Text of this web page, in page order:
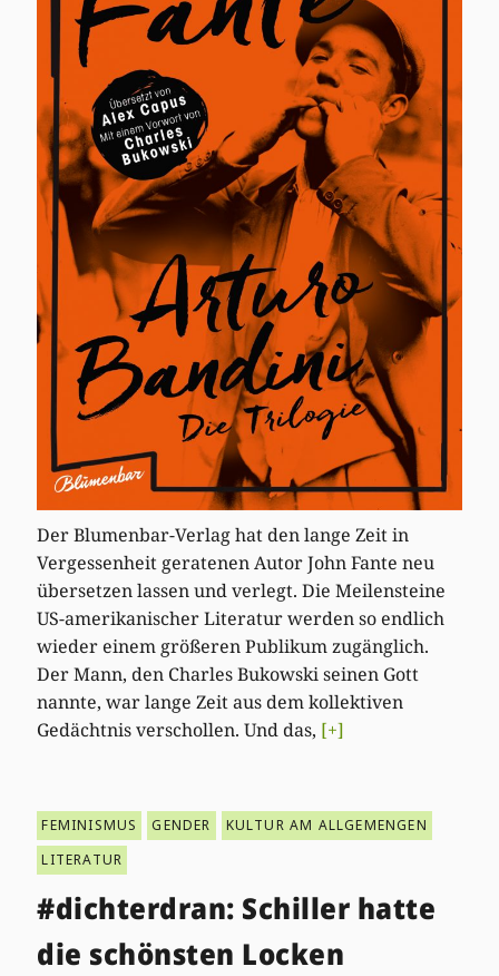
Der Blumenbar-Verlag hat den lange Zeit in
Vergessenheit geratenen Autor John Fante neu
übersetzen lassen und verlegt. Die Meilensteine
US-amerikanischer Literatur werden so endlich
wieder einem größeren Publikum zugänglich.
Der Mann, den Charles Bukowski seinen Gott
nannte, war lange Zeit aus dem kollektiven
Gedächtnis verschollen. Und das, [+]
FEMINISMUS GENDER
KULTUR AM ALLGEMENGEN
LITERATUR
#dichterdran: Schiller hatte
die schönsten Locken